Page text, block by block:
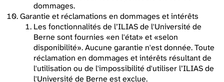
dommages.
Garantie et réclamations en dommages et intérêts
Les fonctionnalités de l’ILIAS de l'Université de
Berne sont fournies «en l'état» et «selon
disponibilité». Aucune garantie n'est donnée. Toute
réclamation en dommages et intérêts résultant de
l'utilisation ou de l'impossibilité d'utiliser l’ILIAS de
l'Université de Berne est exclue.